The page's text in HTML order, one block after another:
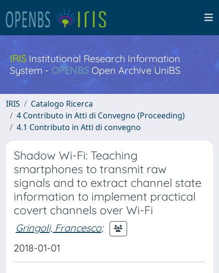
IRISInstitutional Research Information
System - OPENBS Open Archive UniBS
IRIS
Catalogo Ricerca
4 Contributo in Atti di Convegno (Proceeding)
4.1 Contributo in Atti di convegno
Shadow Wi-Fi: Teaching
smartphones to transmit raw
signals and to extract channel state
information to implement practical
covert channels over Wi-Fi
Gringoli, Francesco;
2018-01-01